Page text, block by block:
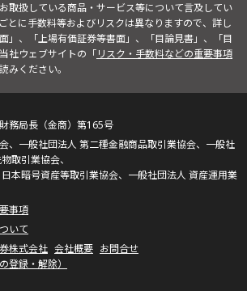
取扱している商品・サービス等について言及してい
とに手数料等およびリスクは異なりますので、詳し
」、「上場有価証券等書面」、「目論見書」、「目
社ウェブサイトの「リスク・手数料などの重要事項
みください。
務局長（金商）第165号
、一般社団法人 第二種金融商品取引業協会、一般社
取引業協会、
本暗号資産等取引業協会、一般社団法人 資産運用業
事項
いて
株式会社 会社概要 お問合せ
登録・解除）